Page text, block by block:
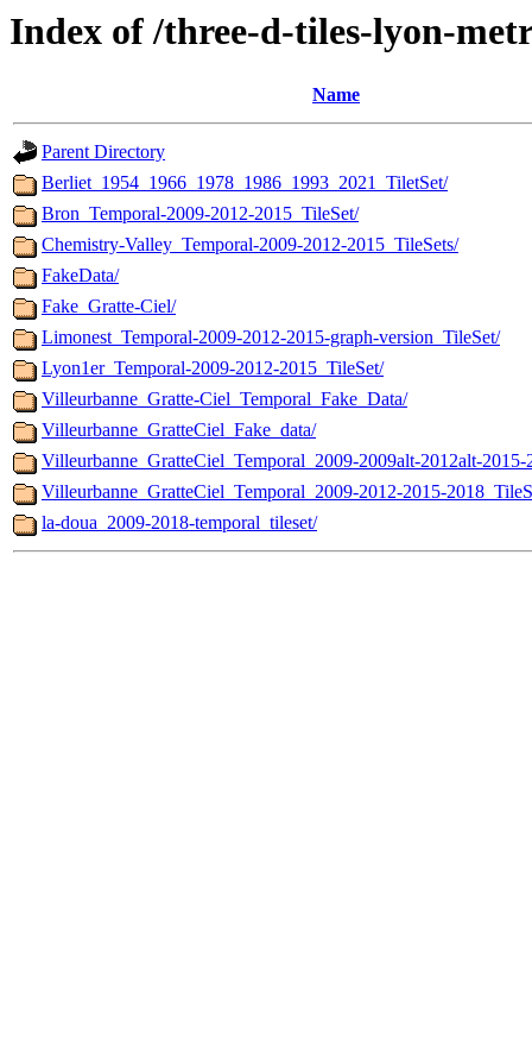
Index of /three-d-tiles-lyon-
Name
Parent Directory
Berliet_1954_1966_1978_1986_1993_2021_TiletSet/
Bron_Temporal-2009-2012-2015_TileSet/
Chemistry-Valley_Temporal-2009-2012-2015_TileSets/
FakeData/
Fake_Gratte-Ciel/
Limonest_Temporal-2009-2012-2015-graph-version_TileSet/
Lyon1er_Temporal-2009-2012-2015_TileSet/
Villeurbanne_Gratte-Ciel_Temporal_Fake_Data/
Villeurbanne_GratteCiel_Fake_data/
Villeurbanne_GratteCiel_Temporal_2009-2009alt-2012alt-2015-
Villeurbanne_GratteCiel_Temporal_2009-2012-2015-
la-doua_2009-2018-temporal_tileset/